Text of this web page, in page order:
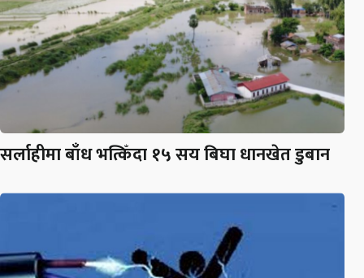
सर्लाहीमा बाँध भत्किँदा १५ सय बिघा धानखेत डुबान